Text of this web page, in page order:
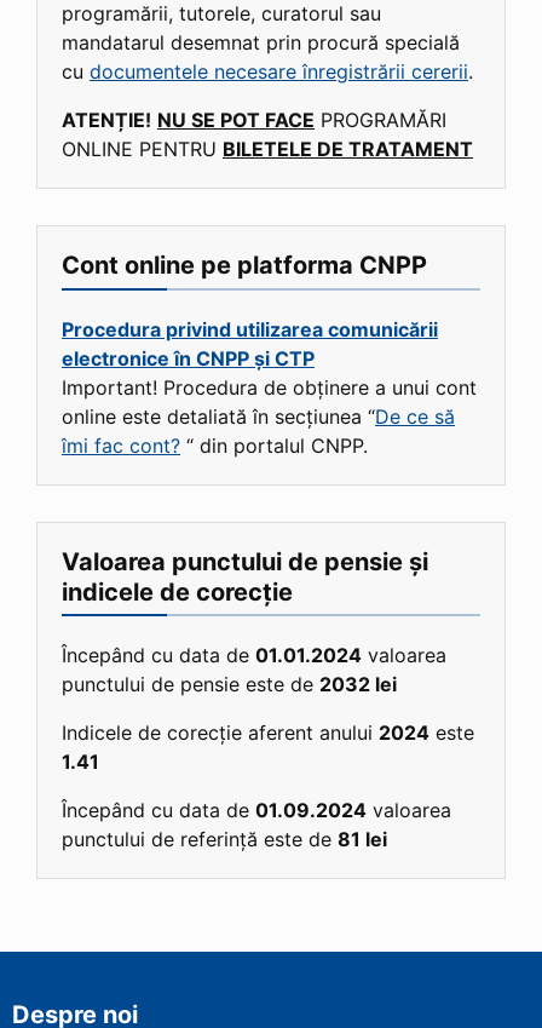
programării, tutorele, curatorul sau
mandatarul desemnat prin procură specială
cu documentele necesare înregistrării cererii.
ATENȚIE! NU SE POT FACE PROGRAMĂRI
ONLINE PENTRU BILETELE DE TRATAMENT
Cont online pe platforma CNPP
Procedura privind utilizarea comunicării
electronice în CNPP și CTP
Important! Procedura de obținere a unui cont
online este detaliată în secțiunea “De ce să
îmi fac cont? “ din portalul CNPP.
Valoarea punctului de pensie și
indicele de corecție
Începând cu data de 01.01.2024 valoarea
punctului de pensie este de 2032 lei
Indicele de corecție aferent anului 2024 este
1.41
Începând cu data de 01.09.2024 valoarea
punctului de referință este de 81 lei
Despre noi